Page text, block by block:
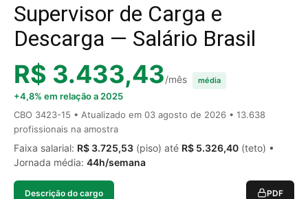
Supervisor de Carga e
Descarga — Salário Brasil
R$ 3.433,43/mês média
+4,8% em relação a 2025
CBO 3423-15 • Atualizado em 03 agosto de 2026 • 13.638
profissionais na amostra
Faixa salarial: R$ 3.725,53 (piso) até R$ 5.326,40 (teto) •
Jornada média: 44h/semana
Descrição do cargo PDF